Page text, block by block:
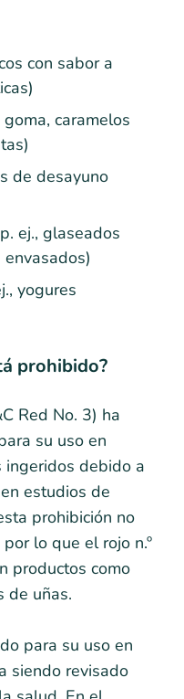
con sabor a
caramelos
de desayuno
ej., glaseados
yogures
prohibido?
Red No. 3) ha
su uso en
ingeridos debido a
estudios de
prohibición no
lo que el rojo n.º
productos como
de uñas.
para su uso en
siendo revisado